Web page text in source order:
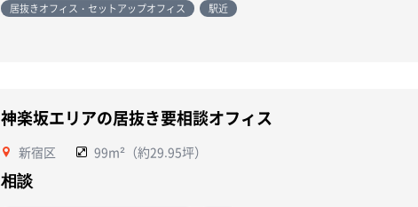
居抜きオフィス・セットアップオフィス 駅近
神楽坂エリアの居抜き要相談オフィス
新宿区 99m²（約29.95坪）
相談